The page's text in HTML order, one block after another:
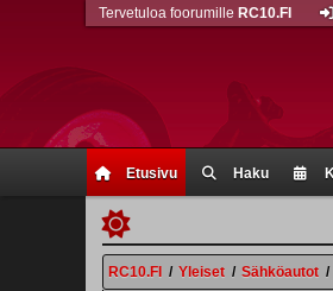
Etusivu Haku
Tervetuloa foorumille RC10.FI
RC10.FI / Yleiset / Sähköautot /